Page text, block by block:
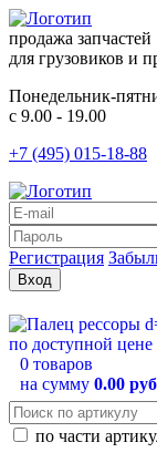
продажа запчастей
для грузовиков и
Понедельник-
с 9.00 - 19.00
+7 (495) 015-18-88
Регистрация
0 товаров
на сумму 0.00 руб
по части